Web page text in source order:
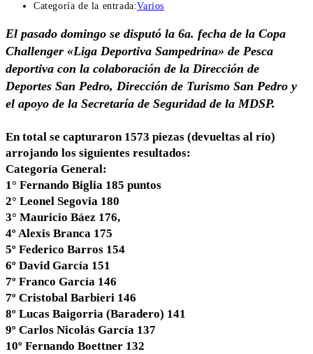
Categoría de la entrada:Varios
El pasado domingo se disputó la 6a. fecha de la Copa
Challenger «Liga Deportiva Sampedrina» de Pesca
deportiva con la colaboración de la Dirección de
Deportes San Pedro, Dirección de Turismo San Pedro y
el apoyo de la Secretaría de Seguridad de la MDSP.
En total se capturaron 1573 piezas (devueltas al río)
arrojando los siguientes resultados:
Categoría General:
1° Fernando Biglia 185 puntos
2° Leonel Segovia 180
3° Mauricio Báez 176,
4º Alexis Branca 175
5º Federico Barros 154
6º David García 151
7º Franco García 146
7º Cristobal Barbieri 146
8º Lucas Baigorria (Baradero) 141
9º Carlos Nicolás García 137
10º Fernando Boettner 132